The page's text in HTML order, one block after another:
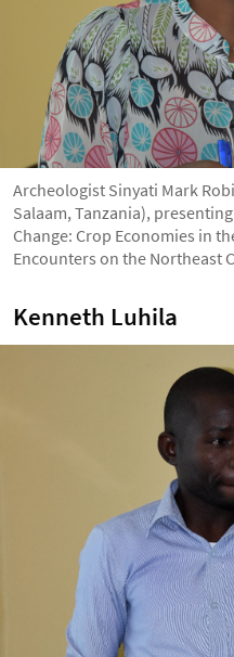
Archeologist Sinyati Mark
Salaam, Tanzania),
Change: Crop Economies in
Encounters on the Northeast
Kenneth Luhila